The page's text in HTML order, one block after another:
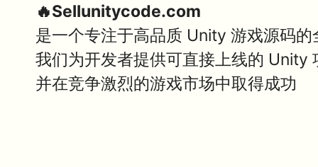
🔥Sellunitycode.com
是一个专注于高品质 Unity 游戏源码的
我们为开发者提供可直接上线的 Unity
并在竞争激烈的游戏市场中取得成功